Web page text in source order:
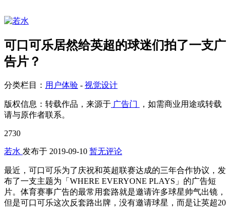
可口可乐居然给英超的球迷们拍了一支广
告片？
分类栏目： 用户体验 - 视觉设计
版权信息： 转载作品，来源于 广告门
，如需商业用途或转载
请与原作者联系。
2730
若水 发布于 2019-09-10 暂无评论
最近，可口可乐为了庆祝和英超联赛达成的三年合作协议，发
布了一支主题为「WHERE EVERYONE PLAYS」的广告短
片。体育赛事广告的最常用套路就是邀请许多球星帅气出镜，
但是可口可乐这次反套路出牌，没有邀请球星，而是让英超20